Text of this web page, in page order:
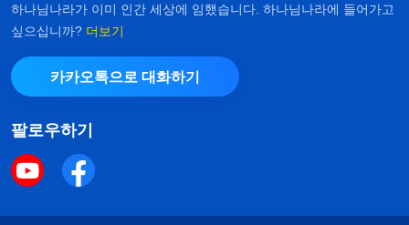
하나님나라가 이미 인간 세상에 임했습니다. 하나님나라에 들어가고
싶으십니까? 더보기
카카오톡으로 대화하기
팔로우하기